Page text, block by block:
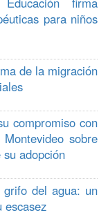
para niños
de la migración
compromiso con
sobre
adopción
del agua: un
escasez